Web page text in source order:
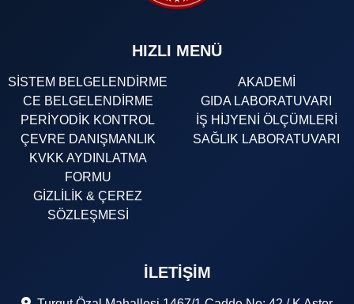
HIZLI MENÜ
SİSTEM BELGELENDİRME
CE BELGELENDİRME
PERİYODİK KONTROL
ÇEVRE DANIŞMANLIK
KVKK AYDINLATMA
FORMU
GİZLİLİK & ÇEREZ
SÖZLEŞMESİ
AKADEMİ
GIDA LABORATUVARI
İŞ HİJYENİ ÖLÇÜMLERİ
SAĞLIK LABORATUVARI
İLETIŞIM